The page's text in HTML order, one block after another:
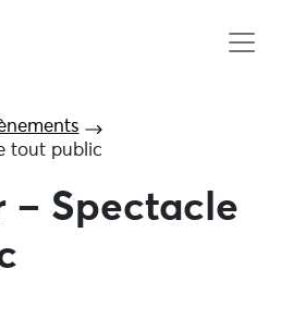
tout public
– Spectacle